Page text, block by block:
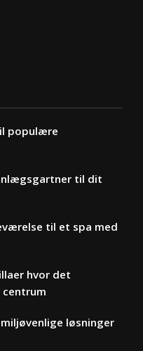
populære
til dit
til et spa med
hvor det
løsninger